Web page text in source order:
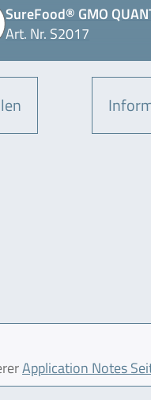
SureFood® GMO
Art. Nr. S2017
Application Notes